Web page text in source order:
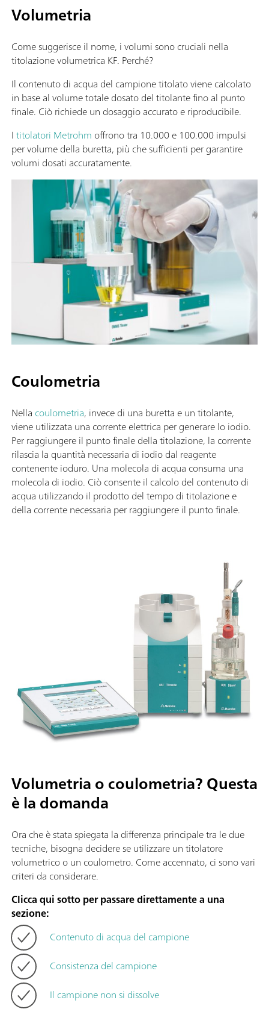
Volumetria
Come suggerisce il nome, i volumi sono cruciali nella
titolazione volumetrica KF. Perché?
Il contenuto di acqua del campione titolato viene calcolato
in base al volume totale dosato del titolante fino al punto
finale. Ciò richiede un dosaggio accurato e riproducibile.
Ititolatori Metrohm offrono tra 10.000 e 100.000 impulsi
per volume della buretta, più che sufficienti per garantire
volumi dosati accuratamente.
Coulometria
Nella coulometria, invece di una buretta e un titolante,
viene utilizzata una corrente elettrica per generare lo iodio.
Per raggiungere il punto finale della titolazione, la corrente
rilascia la quantità necessaria di iodio dal reagente
contenente ioduro. Una molecola di acqua consuma una
molecola di iodio. Ciò consente il calcolo del contenuto di
acqua utilizzando il prodotto del tempo di titolazione e
della corrente necessaria per raggiungere il punto finale.
Volumetria o coulometria? Questa
è la domanda
Ora che è stata spiegata la differenza principale tra le due
tecniche, bisogna decidere se utilizzare un titolatore
volumetrico o un coulometro. Come accennato, ci sono vari
criteri da considerare.
Clicca qui sotto per passare direttamente a una
sezione:
Contenuto di acqua del campione
Consistenza del campione
Il campione non si dissolve